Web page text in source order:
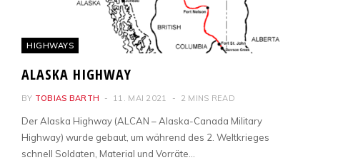
HIGHWAYS
ALASKA HIGHWAY
BY TOBIAS BARTH 11. MAI 2021 2 MINS READ
Der Alaska Highway (ALCAN – Alaska-Canada Military
Highway) wurde gebaut, um während des 2. Weltkrieges
schnell Soldaten, Material und Vorräte…